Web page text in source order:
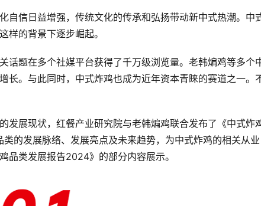
自信日益增强，传统文化的传承和弘扬带动新中式热潮。中
样的背景下逐步崛起。
话题在多个社媒平台获得了千万级浏览量。老韩煸鸡等多个
长。与此同时，中式炸鸡也成为近年资本青睐的赛道之一。
发展现状，红餐产业研究院与老韩煸鸡联合发布了《中式炸
的发展脉络、发展亮点及未来趋势，为中式炸鸡的相关从业
品类发展报告2024》的部分内容展示。